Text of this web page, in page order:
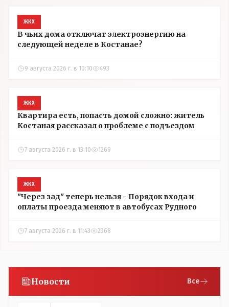
ЖКХ
В чьих дома отключат электроэнергию на
следующей неделе в Костанае?
9 августа 2026 г. в 10:10 493
ЖКХ
Квартира есть, попасть домой сложно: житель
Костаная рассказал о проблеме с подъездом
7 августа 2026 г. в 13:10 1269
ЖКХ
"Через зад" теперь нельзя - Порядок входа и
оплаты проезда меняют в автобусах Рудного
7 августа 2026 г. в 11:43 2368
Новости Все